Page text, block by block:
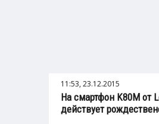
11:53, 23.12.2015
На смартфон K80M от
действует